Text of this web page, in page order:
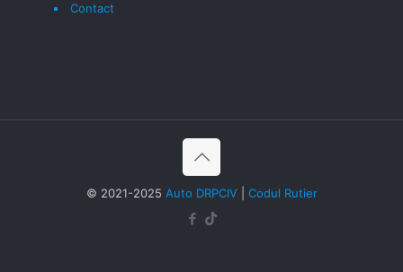
Contact
© 2021-2025 Auto DRPCIV| Codul Rutier